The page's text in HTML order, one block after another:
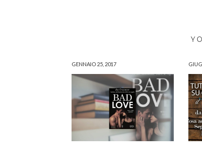
GENNAIO 25, 2017